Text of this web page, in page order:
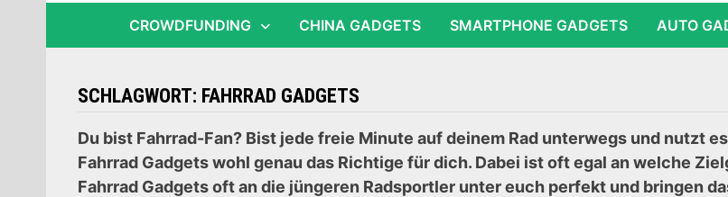
CROWDFUNDING CHINA GADGETS SMARTPHONE GADGETS AUTO
SCHLAGWORT: FAHRRAD GADGETS
Du bist Fahrrad-Fan? Bist jede freie Minute auf deinem Rad unterwegs und nutzt
Fahrrad Gadgets wohl genau das Richtige für dich. Dabei ist oft egal an welche
Fahrrad Gadgets oft an die jüngeren Radsportler unter euch perfekt und bringen